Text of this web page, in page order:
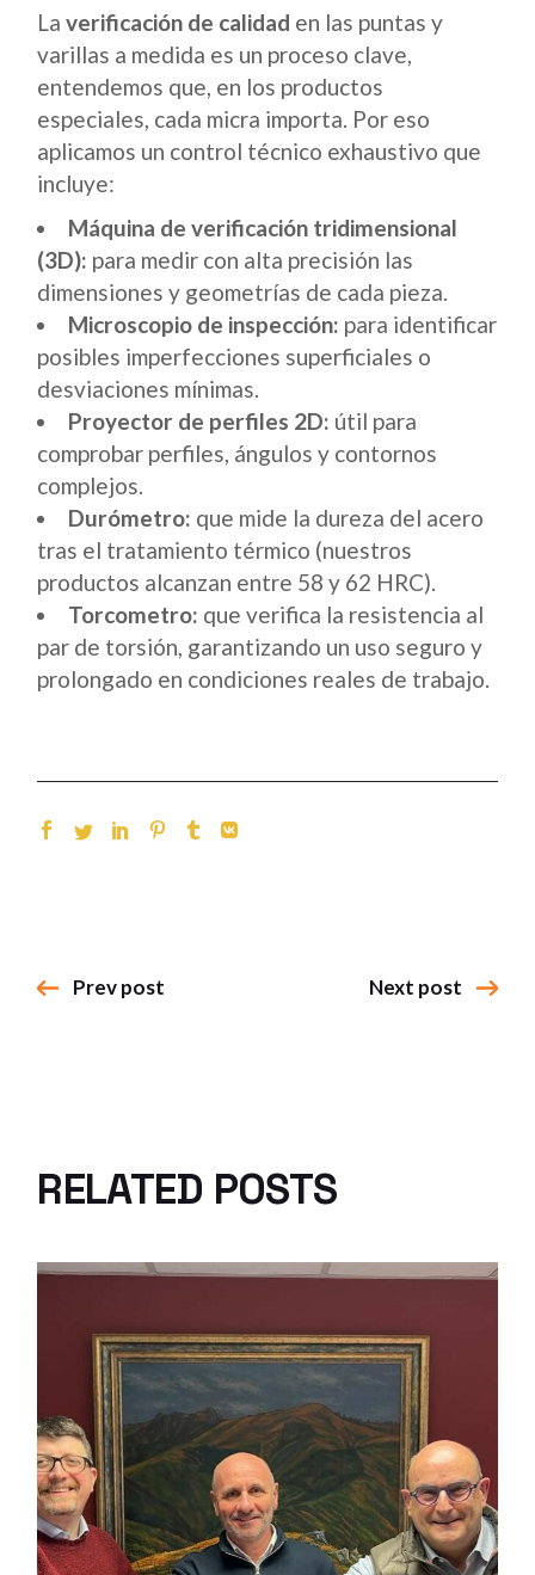
Laverificación de calidad en las puntas y
varillas a medida es un proceso clave,
entendemos que, en los productos
especiales, cada micra importa. Por eso
aplicamos un control técnico exhaustivo que
incluye:
Máquina de verificación tridimensional
(3D): para medir con alta precisión las
dimensiones y geometrías de cada pieza.
Microscopio de inspección: para identificar
posibles imperfecciones superficiales o
desviaciones mínimas.
Proyector de perfiles 2D: útil para
comprobar perfiles, ángulos y contornos
complejos.
Durómetro: que mide la dureza del acero
tras el tratamiento térmico (nuestros
productos alcanzan entre 58 y 62 HRC).
Torcometro: que verifica la resistencia al
par de torsión, garantizando un uso seguro y
prolongado en condiciones reales de trabajo.
Prev post Next post
RELATED POSTS